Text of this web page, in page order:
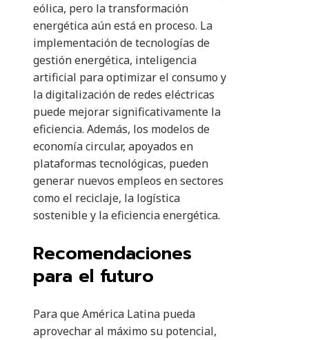
eólica, pero la transformación
energética aún está en proceso. La
implementación de tecnologías de
gestión energética, inteligencia
artificial para optimizar el consumo y
la digitalización de redes eléctricas
puede mejorar significativamente la
eficiencia. Además, los modelos de
economía circular, apoyados en
plataformas tecnológicas, pueden
generar nuevos empleos en sectores
como el reciclaje, la logística
sostenible y la eficiencia energética.
Recomendaciones
para el futuro
Para que América Latina pueda
aprovechar al máximo su potencial,